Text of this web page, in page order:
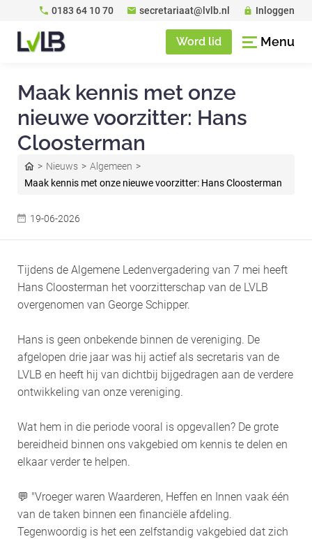
0183 64 10 70 secretariaat@lvlb.nl Inloggen
Word lid Menu
Maak kennis met onze
nieuwe voorzitter: Hans
Cloosterman
Nieuws
Algemeen
Maak kennis met onze nieuwe voorzitter: Hans Cloosterman
19-06-2026
Tijdens de Algemene Ledenvergadering van 7 mei heeft
Hans Cloosterman het voorzitterschap van de LVLB
overgenomen van George Schipper.
Hans is geen onbekende binnen de vereniging. De
afgelopen drie jaar was hij actief als secretaris van de
LVLB en heeft hij van dichtbij bijgedragen aan de verdere
ontwikkeling van onze vereniging.
Wat hem in die periode vooral is opgevallen? De grote
bereidheid binnen ons vakgebied om kennis te delen en
elkaar verder te helpen.
💬 "Vroeger waren Waarderen, Heffen en Innen vaak één
van de taken binnen een financiële afdeling.
Tegenwoordig is het een zelfstandig vakgebied dat zich